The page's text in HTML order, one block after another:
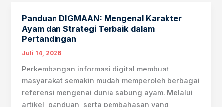
Panduan DIGMAAN: Mengenal Karakter
Ayam dan Strategi Terbaik dalam
Pertandingan
Juli 14, 2026
Perkembangan informasi digital membuat
masyarakat semakin mudah memperoleh berbagai
referensi mengenai dunia sabung ayam. Melalui
artikel, panduan, serta pembahasan yang